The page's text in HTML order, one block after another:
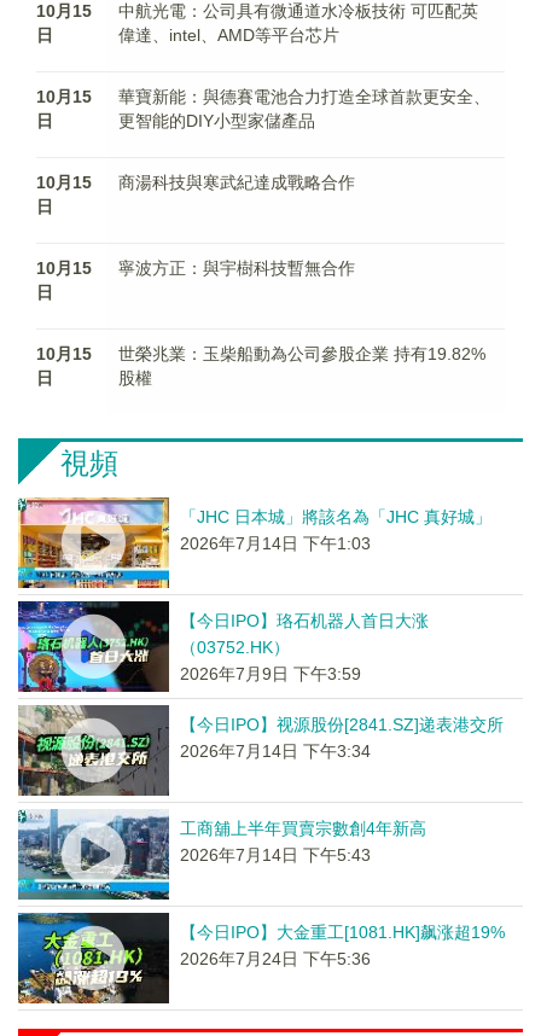
10月15
日
中航光電：公司具有微通道水冷板技術 可匹配英
偉達、intel、AMD等平台芯片
10月15
日
華寶新能：與德賽電池合力打造全球首款更安全、
更智能的DIY小型家儲產品
10月15
日
商湯科技與寒武紀達成戰略合作
10月15
日
寧波方正：與宇樹科技暫無合作
10月15
日
世榮兆業：玉柴船動為公司參股企業 持有19.82%
股權
視頻
「JHC 日本城」將該名為「JHC 真好城」
2026年7月14日 下午1:03
【今日IPO】珞石机器人首日大涨
（03752.HK）
2026年7月9日 下午3:59
【今日IPO】视源股份[2841.SZ]递表港交所
2026年7月14日 下午3:34
工商舖上半年買賣宗數創4年新高
2026年7月14日 下午5:43
【今日IPO】大金重工[1081.HK]飙涨超19%
2026年7月24日 下午5:36